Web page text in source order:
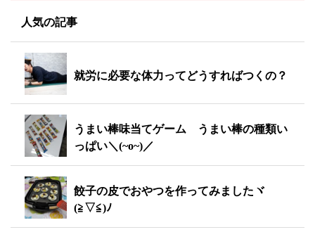
人気の記事
就労に必要な体力ってどうすればつくの？
うまい棒味当てゲーム うまい棒の種類い
っぱい＼(~o~)／
餃子の皮でおやつを作ってみましたヾ
(≧▽≦)ﾉ